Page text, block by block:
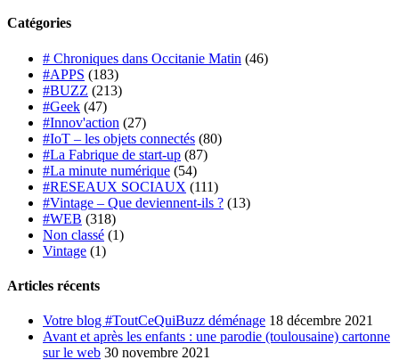
Catégories
# Chroniques dans Occitanie Matin (46)
#APPS (183)
#BUZZ (213)
#Geek (47)
#Innov'action (27)
#IoT – les objets connectés (80)
#La Fabrique de start-up (87)
#La minute numérique (54)
#RESEAUX SOCIAUX (111)
#Vintage – Que deviennent-ils ? (13)
#WEB (318)
Non classé (1)
Vintage (1)
Articles récents
Votre blog #ToutCeQuiBuzz déménage 18 décembre 2021
Avant et après les enfants : une parodie (toulousaine) cartonne
sur le web 30 novembre 2021